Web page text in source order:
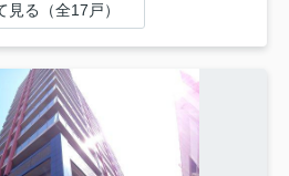
見る（全17戸）